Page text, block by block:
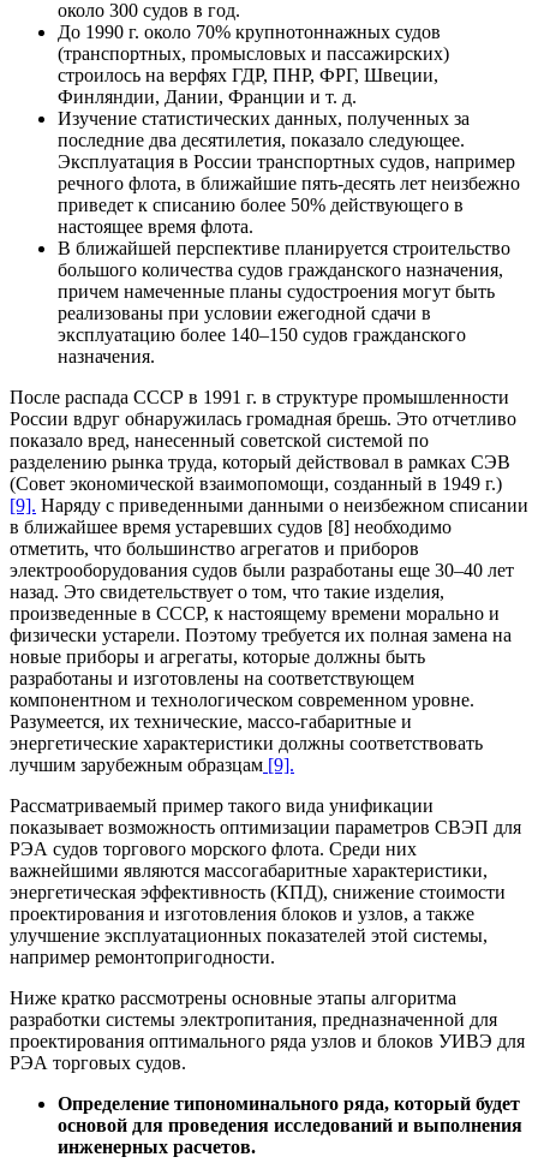
около 300 судов в год.
До 1990 г. около 70% крупнотоннажных судов
(транспортных, промысловых и пассажирских)
строилось на верфях ГДР, ПНР, ФРГ, Швеции,
Финляндии, Дании, Франции и т. д.
Изучение статистических данных, полученных за
последние два десятилетия, показало следующее.
Эксплуатация в России транспортных судов, например
речного флота, в ближайшие пять-десять лет неизбежно
приведет к списанию более 50% действующего в
настоящее время флота.
В ближайшей перспективе планируется строительство
большого количества судов гражданского назначения,
причем намеченные планы судостроения могут быть
реализованы при условии ежегодной сдачи в
эксплуатацию более 140–150 судов гражданского
назначения.
После распада СССР в 1991 г. в структуре промышленности
России вдруг обнаружилась громадная брешь. Это отчетливо
показало вред, нанесенный советской системой по
разделению рынка труда, который действовал в рамках СЭВ
(Совет экономической взаимопомощи, созданный в 1949 г.)
[9]. Наряду с приведенными данными о неизбежном списании
в ближайшее время устаревших судов [8] необходимо
отметить, что большинство агрегатов и приборов
электрооборудования судов были разработаны еще 30–40 лет
назад. Это свидетельствует о том, что такие изделия,
произведенные в СССР, к настоящему времени морально и
физически устарели. Поэтому требуется их полная замена на
новые приборы и агрегаты, которые должны быть
разработаны и изготовлены на соответствующем
компонентном и технологическом современном уровне.
Разумеется, их технические, массо-габаритные и
энергетические характеристики должны соответствовать
лучшим зарубежным образцам [9].
Рассматриваемый пример такого вида унификации
показывает возможность оптимизации параметров СВЭП для
РЭА судов торгового морского флота. Среди них
важнейшими являются массогабаритные характеристики,
энергетическая эффективность (КПД), снижение стоимости
проектирования и изготовления блоков и узлов, а также
улучшение эксплуатационных показателей этой системы,
например ремонтопригодности.
Ниже кратко рассмотрены основные этапы алгоритма
разработки системы электропитания, предназначенной для
проектирования оптимального ряда узлов и блоков УИВЭ для
РЭА торговых судов.
Определение типономинального ряда, который будет
основой для проведения исследований и выполнения
инженерных расчетов.